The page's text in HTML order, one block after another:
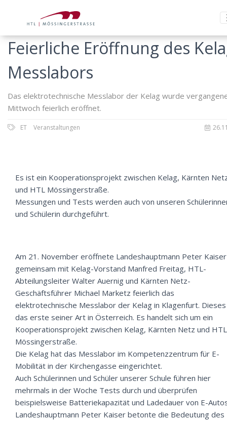
Feierliche Eröffnung des
Messlabors
Das elektrotechnische Messlabor der Kelag wurde
Mittwoch feierlich eröffnet.
ET Veranstaltungen
Es ist ein Kooperationsprojekt zwischen Kelag, Kärnten
und HTL Mössingerstraße.
Messungen und Tests werden auch von unseren
und Schülerin durchgeführt.
Am 21. November eröffnete Landeshauptmann Peter Kaiser
gemeinsam mit Kelag-Vorstand Manfred Freitag, HTL-
Abteilungsleiter Walter Auernig und Kärnten Netz-
Geschäftsführer Michael Marketz feierlich das
elektrotechnische Messlabor der Kelag in Klagenfurt.
das erste seiner Art in Österreich. Es handelt sich um ein
Kooperationsprojekt zwischen Kelag, Kärnten Netz und HTL
Mössingerstraße.
Die Kelag hat das Messlabor im Kompetenzzentrum für E-
Mobilität in der Kirchengasse eingerichtet.
Auch Schülerinnen und Schüler unserer Schule führen hier
mehrmals in der Woche Tests durch und überprüfen
beispielsweise Batteriekapazität und Ladedauer von E-
Landeshauptmann Peter Kaiser betonte die Bedeutung des